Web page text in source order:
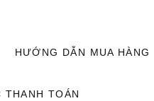
HƯỚNG DẪN MUA HÀNG
THANH TOÁN